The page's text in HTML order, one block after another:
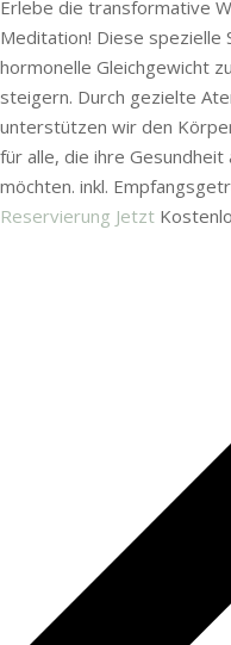
Erlebe die transformative
Meditation! Diese spezielle
hormonelle Gleichgewicht
steigern. Durch gezielte
unterstützen wir den
für alle, die ihre
möchten. inkl.
Reservierung Jetzt